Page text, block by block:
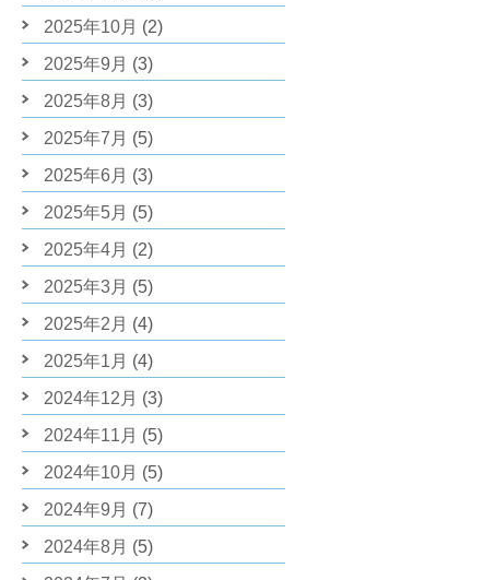
2025年10月 (2)
2025年9月 (3)
2025年8月 (3)
2025年7月 (5)
2025年6月 (3)
2025年5月 (5)
2025年4月 (2)
2025年3月 (5)
2025年2月 (4)
2025年1月 (4)
2024年12月 (3)
2024年11月 (5)
2024年10月 (5)
2024年9月 (7)
2024年8月 (5)